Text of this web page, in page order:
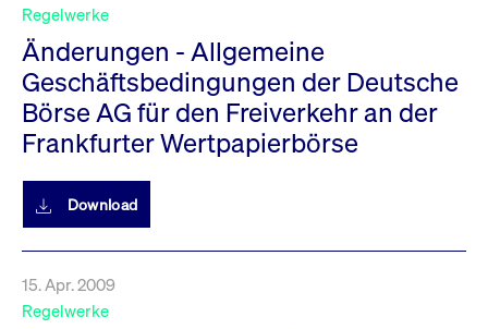
Regelwerke
Änderungen - Allgemeine
Geschäftsbedingungen der Deutsche
Börse AG für den Freiverkehr an der
Frankfurter Wertpapierbörse
Download
15. Apr. 2009
Regelwerke